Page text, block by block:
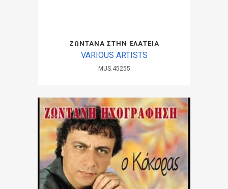
ΖΩΝΤΑΝΑ ΣΤΗΝ ΕΛΑΤΕΙΑ
VARIOUS ARTISTS
MUS.45255